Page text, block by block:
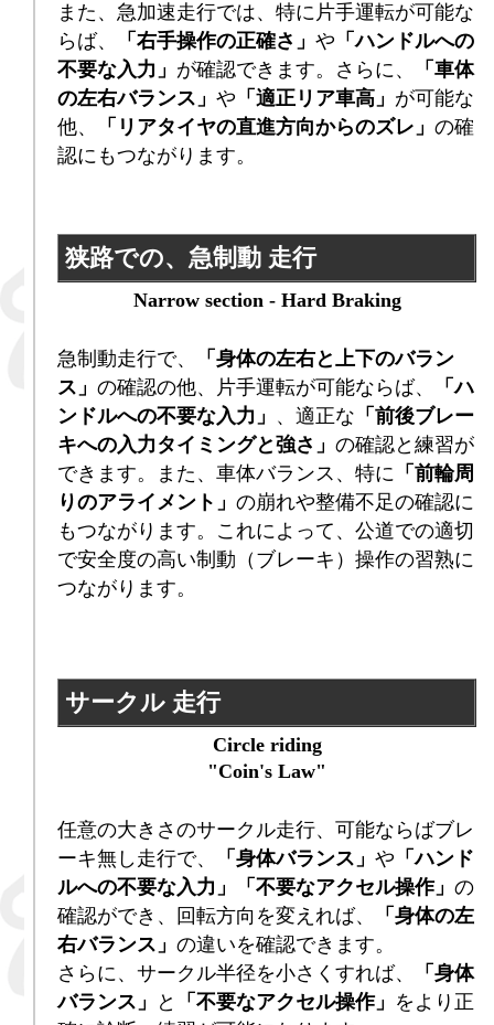
また、急加速走行では、特に片手運転が可能な
らば、
「右手操作の正確さ」 や 「ハンドルへの
不要な入力」 が確認できます。さらに、
「車体
の左右バランス」 や 「適正リア車高」 が可能な
他、
「リアタイヤの直進方向からのズレ」 の確
認にもつながります。
狭路での、急制動 走行
Narrow section - Hard Braking
急制動走行で、
「身体の左右と上下のバラン
ス」 の確認の他、片手運転が可能ならば、
「ハ
ンドルへの不要な入力」 、適正な 「前後ブレー
キへの入力タイミングと強さ」 の確認と練習が
できます。また、車体バランス、特に 「前輪周
りのアライメント」 の崩れや整備不足の確認に
もつながります。これによって、公道での適切
で安全度の高い制動（ブレーキ）操作の習熟に
つながります。
サークル 走行
Circle riding
"Coin's Law"
任意の大きさのサークル走行、可能ならばブレ
ーキ無し走行で、
「身体バランス」 や 「ハンド
ルへの不要な入力」「不要なアクセル操作」 の
確認ができ、回転方向を変えれば、
「身体の左
右バランス」 の違いを確認できます。
さらに、サークル半径を小さくすれば、
「身体
バランス」
と 「不要なアクセル操作」 をより正